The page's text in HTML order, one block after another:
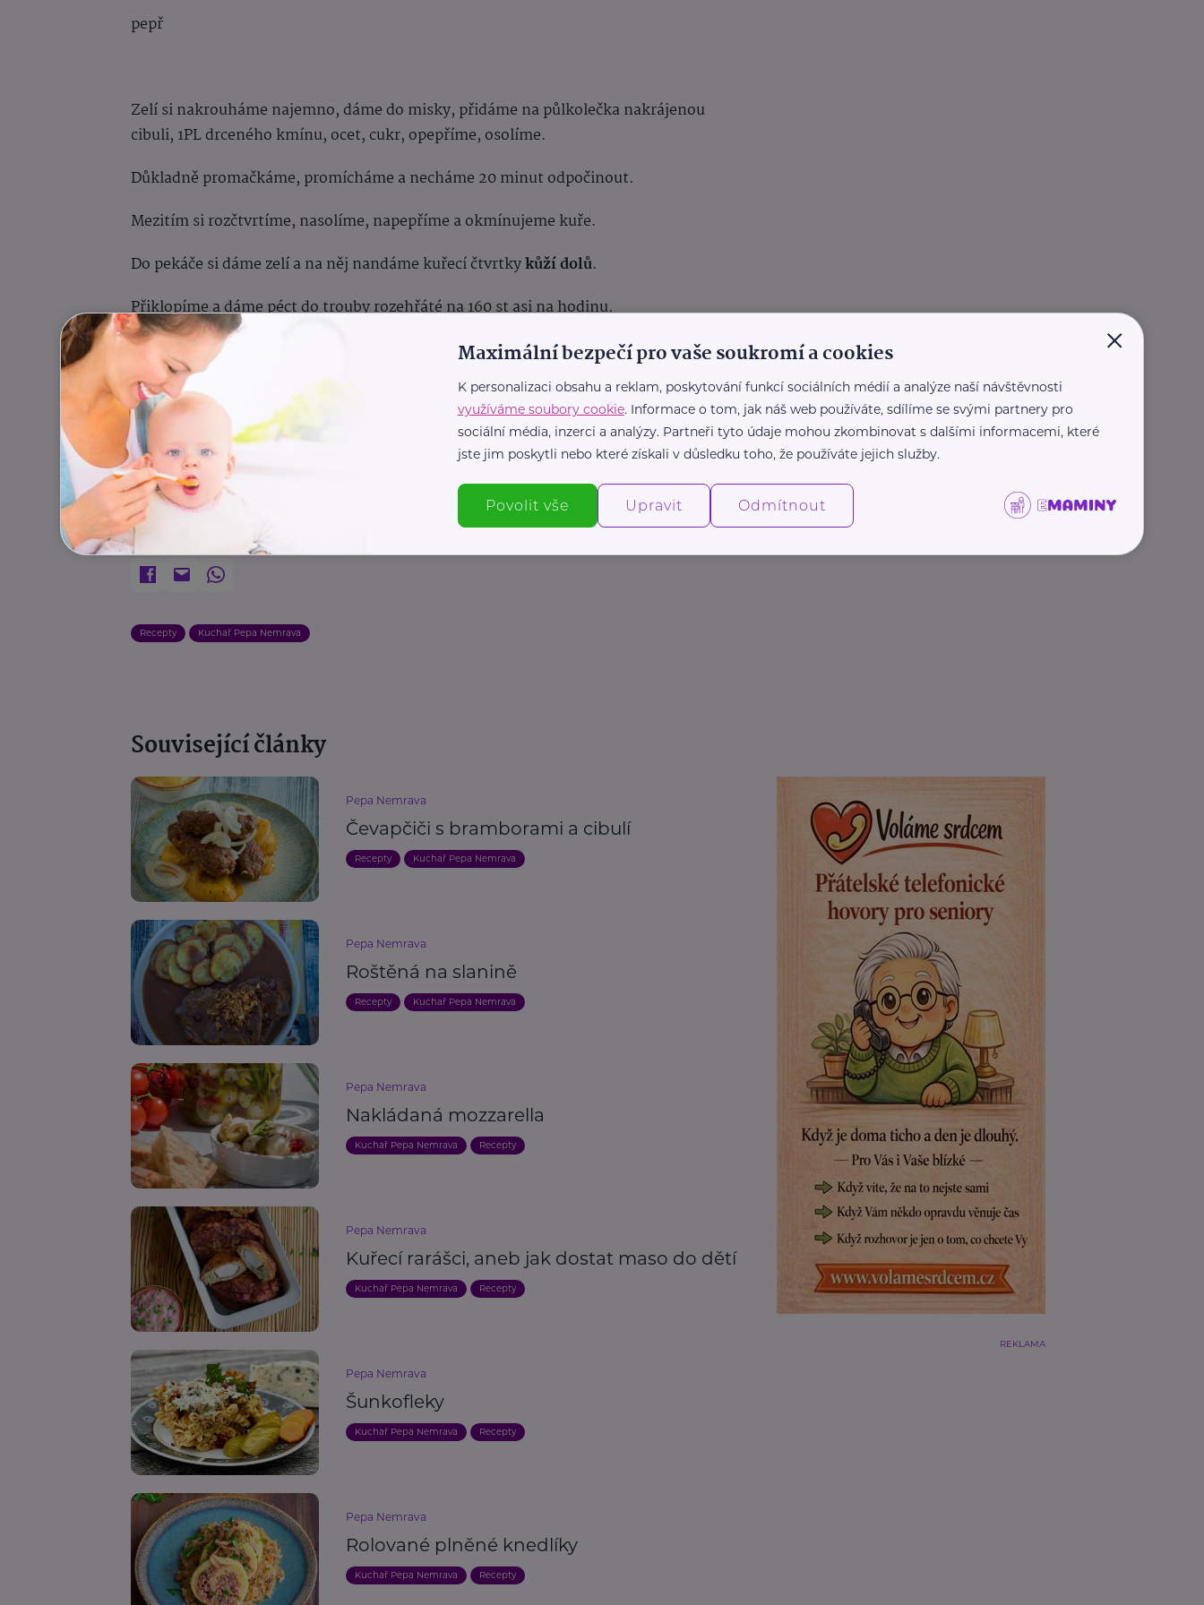
pepř
Zelí si nakrouháme najemno, dáme do misky, přidáme na půlkolečka nakrájenou
cibuli, 1PL drceného kmínu, ocet, cukr, opepříme, osolíme.
Důkladně promačkáme, promícháme a necháme 20 minut odpočinout.
Mezitím si rozčtvrtíme, nasolíme, napepříme a okmínujeme kuře.
Do pekáče si dáme zelí a na něj nandáme kuřecí čtvrtkykůží dolů.
Přiklopíme a dáme péct do trouby rozehřáté na 160 st asi na hodinu.
Po hodince odklopíme, kuře otočíme kůží nahoru, na každou čtvrtku dáme plátek
másla a ještě dopečeme 30 až 45 minut do zlatova na 200 st.
Dobrou chuť!
Zdroj:kuchař Pepa Nemrava
Recepty Kuchař Pepa Nemrava
Související články
Pepa Nemrava
Čevapčiči s bramborami a cibulí
Recepty Kuchař Pepa Nemrava
Pepa Nemrava
Roštěná na slanině
Recepty Kuchař Pepa Nemrava
Pepa Nemrava
Nakládaná mozzarella
Kuchař Pepa Nemrava Recepty
Pepa Nemrava
Kuřecí rarášci, aneb jak dostat maso do dětí
Kuchař Pepa Nemrava Recepty
Pepa Nemrava
Šunkofleky
Kuchař Pepa Nemrava Recepty
Pepa Nemrava
Rolované plněné knedlíky
Kuchař Pepa Nemrava Recepty
REKLAMA
×
Maximální bezpečí pro vaše soukromí a cookies
K personalizaci obsahu a reklam, poskytování funkcí sociálních médií a analýze naší návštěvnosti
využíváme soubory cookie. Informace o tom, jak náš web používáte, sdílíme se svými partnery pro
sociální média, inzerci a analýzy. Partneři tyto údaje mohou zkombinovat s dalšími informacemi, které
jste jim poskytli nebo které získali v důsledku toho, že používáte jejich služby.
Povolit vše Upravit Odmítnout